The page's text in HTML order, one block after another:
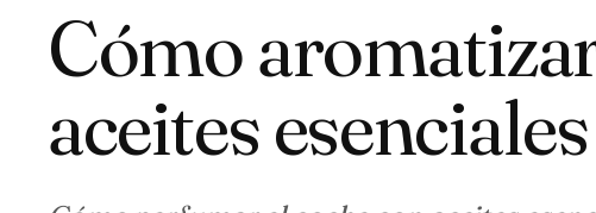
Cómo
aceites esenciales